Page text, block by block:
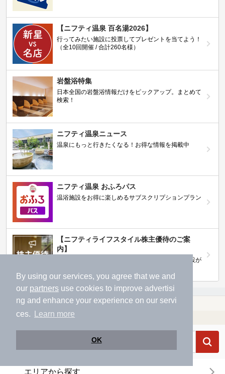
By using our services, you agree that we and
our partners use cookies to improve advertisi
ng and enhance your experience on our servi
ces.
Learn more
OK
【ニフティ温泉 百名湯2026】
行ってみたい施設に投票してプレゼントを当てよう！
（全10回開催 / 合計260名様）
岩盤浴特集
日本全国の岩盤浴情報だけをピックアップ。まとめて
検索！
ニフティ温泉ニュース
温泉にもっと行きたくなる！お得な情報を掲載中
ニフティ温泉 おふろパス
温浴施設をお得に楽しめるサブスクリプションプラン
【ニフティライフスタイル株主優待のご案
内】
株主優待制度で人気の温浴施設に行こう！対象施設が
温泉TOP 関東 神奈川県 旅館で楽しめる神奈川県の温泉、日帰り温泉、スーパー銭湯おすすめ
温浴施設を探す
エリアから探す